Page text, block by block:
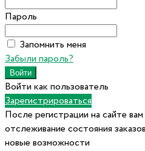
Пароль
Запомнить меня
Забыли пароль?
Войти как пользователь
Зарегистрироваться
После регистрации на сайте
отслеживание состояния
новые возможности